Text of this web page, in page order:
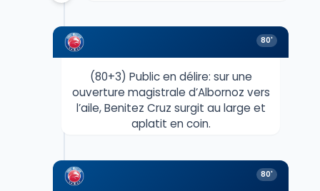
80'
(80+3) Public en délire: sur une
ouverture magistrale d’Albornoz vers
l’aile, Benitez Cruz surgit au large et
aplatit en coin.
80'